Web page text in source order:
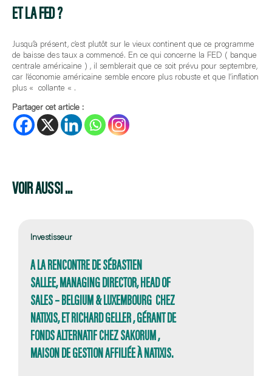
ET LA FED ?
Jusqu’à présent, c’est plutôt sur le vieux continent que ce programme
de baisse des taux a commencé. En ce qui concerne la FED ( banque
centrale américaine ) , il semblerait que ce soit prévu pour septembre,
car l’économie américaine semble encore plus robuste et que l’inflation
plus « collante « .
Partager cet article :
VOIR AUSSI ...
Investisseur
A LA RENCONTRE DE SÉBASTIEN
SALLEE, MANAGING DIRECTOR, HEAD OF
SALES – BELGIUM & LUXEMBOURG CHEZ
NATIXIS, ET RICHARD GELLER , GÉRANT DE
FONDS ALTERNATIF CHEZ SAKORUM ,
MAISON DE GESTION AFFILIÉE À NATIXIS.